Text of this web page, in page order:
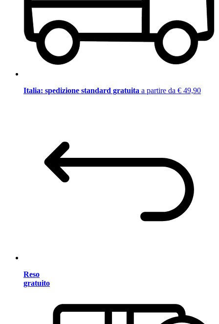
Italia: spedizione standard gratuita a partire da € 49,90
Reso
gratuito